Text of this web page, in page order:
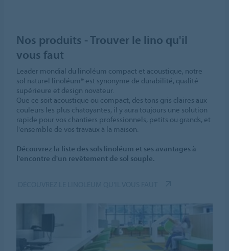
Nos produits - Trouver le lino qu'il
vous faut
Leader mondial du linoléum compact et acoustique, notre
sol naturel linoléum* est synonyme de durabilité, qualité
supérieure et design novateur.
Que ce soit acoustique ou compact, des tons gris claires aux
couleurs les plus chatoyantes, il y aura toujours une solution
rapide pour vos chantiers professionnels, petits ou grands, et
l'ensemble de vos travaux à la maison.
Découvrez la liste des sols linoléum et ses avantages à
l'encontre d'un revêtement de sol souple.